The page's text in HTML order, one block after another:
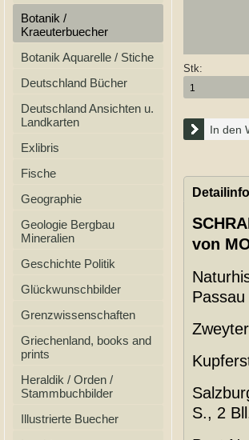
Botanik /
Kraeuterbuecher
Botanik Aquarelle / Stiche
Deutschland Bücher
Deutschland Ansichten u.
Landkarten
Exlibris
Fische
Geographie
Geologie Bergbau
Mineralien
Geschichte Politik
Glückwunschbilder
Grenzwissenschaften
Griechenland, books and
prints
Heraldik / Orden /
Stammbuchbilder
Illustrierte Buecher
Stk:
In den
von
S., 2